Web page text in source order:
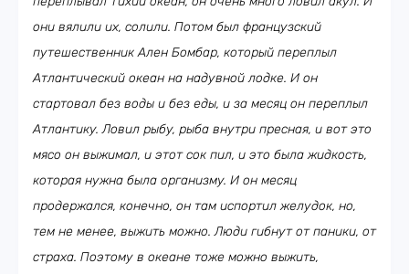
они вялили их, солили. Потом был французский
путешественник Ален Бомбар, который переплыл
Атлантический океан на надувной лодке. И он
стартовал без воды и без еды, и за месяц он переплыл
Атлантику. Ловил рыбу, рыба внутри пресная, и вот это
мясо он выжимал, и этот сок пил, и это была жидкость,
которая нужна была организму. И он месяц
продержался, конечно, он там испортил желудок, но,
тем не менее, выжить можно. Люди гибнут от паники, от
страха. Поэтому в океане тоже можно выжить,